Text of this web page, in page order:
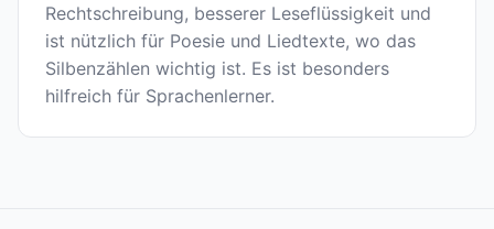
Rechtschreibung, besserer Leseflüssigkeit und
ist nützlich für Poesie und Liedtexte, wo das
Silbenzählen wichtig ist. Es ist besonders
hilfreich für Sprachenlerner.